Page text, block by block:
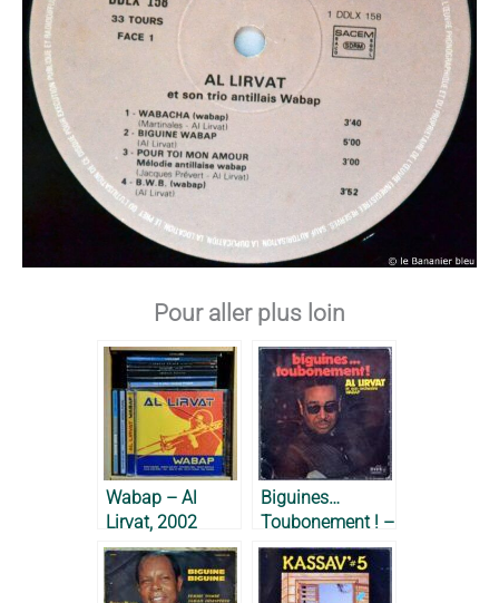
Pour aller plus loin
Wabap – Al
Lirvat, 2002
Biguines…
Toubonement ! –
Al Lirvat, 1975